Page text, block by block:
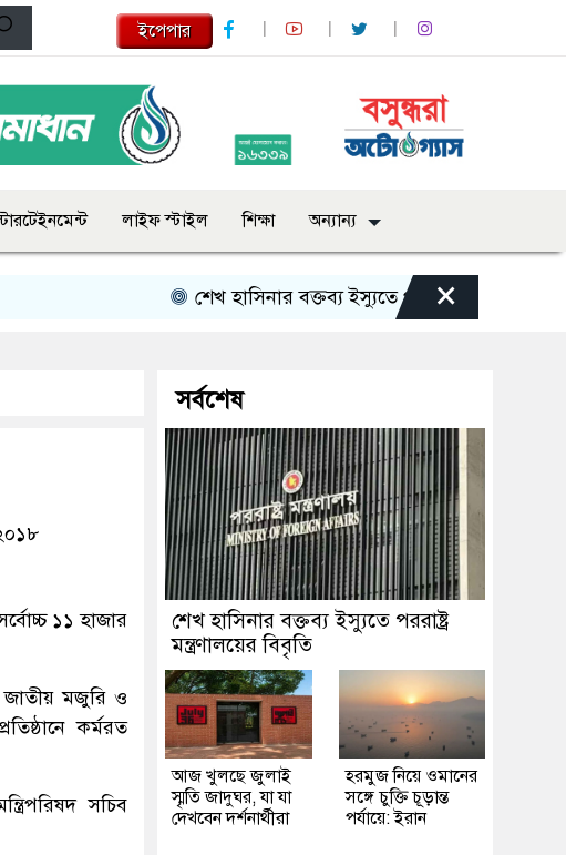
ইপেপার
লাইফ স্টাইল শিক্ষা অন্যান্য
শেখ হাসিনার বক্তব্য ইস্যুতে পররাষ্ট্র মন্ত্রণালয়ের বিবৃতি
×
১১ হাজার
জাতীয় মজুরি ও
কর্মরত
সচিব
সর্বশেষ
শেখ হাসিনার বক্তব্য ইস্যুতে পররাষ্ট্র
মন্ত্রণালয়ের বিবৃতি
আজ খুলছে জুলাই
স্মৃতি জাদুঘর, যা যা
দেখবেন দর্শনার্থীরা
হরমুজ নিয়ে ওমানের
সঙ্গে চুক্তি চূড়ান্ত
পর্যায়ে: ইরান